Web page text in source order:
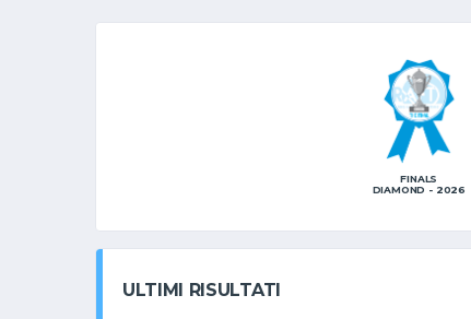
FINALS
DIAMOND - 2026
ULTIMI RISULTATI